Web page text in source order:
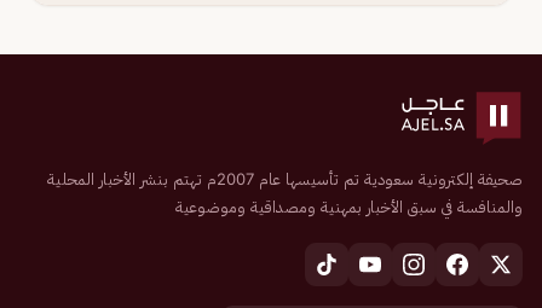
صحيفة إلكترونية سعودية تم تأسيسها عام 2007م تهتم بنشر الأخبار المحلية
والمنافسة في سبق الأخبار بمهنية ومصداقية وموضوعية